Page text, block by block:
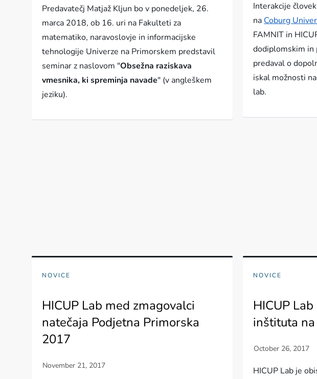
Predavatečj Matjaž Kljun bo v ponedeljek, 26.
marca 2018, ob 16. uri na Fakulteti za
matematiko, naravoslovje in informacijske
tehnologije Univerze na Primorskem predstavil
seminar z naslovom "Obsežna raziskava
vmesnika, ki spreminja navade" (v angleškem
jeziku).
Interakcije
na Coburg
FAMNIT in
dodiplomskim
predaval o
iskal možnosti
lab.
NOVICE
HICUP Lab med zmagovalci
natečaja Podjetna Primorska
2017
NOVICE
HICUP
inštituta na
HICUP Lab je